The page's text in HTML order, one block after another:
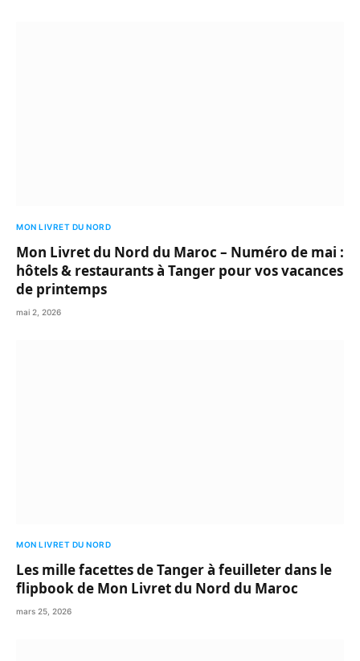
MON LIVRET DU NORD
Mon Livret du Nord du Maroc – Numéro de mai :
hôtels & restaurants à Tanger pour vos vacances
de printemps
mai 2, 2026
MON LIVRET DU NORD
Les mille facettes de Tanger à feuilleter dans le
flipbook de Mon Livret du Nord du Maroc
mars 25, 2026